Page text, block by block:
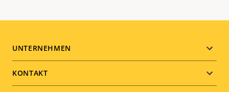
Footer
menu
UNTERNEHMEN
KONTAKT